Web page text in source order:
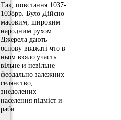
Так, повстання 1037-
1038рр. Було Дійсно
масовим, широким
народним рухом.
Джерела дають
основу вважаті что в
ньом взяло участь
вільне и невільне
феодально залежних
селянство,
знедолених
населення підміст и
раби.